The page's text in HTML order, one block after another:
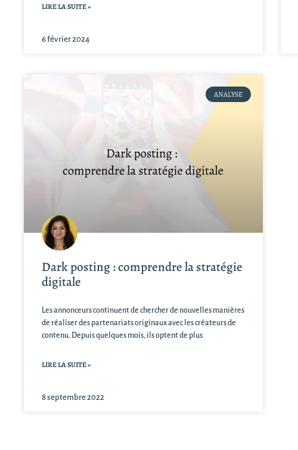
LIRE LA SUITE »
6 février 2024
ANALYSE
Dark posting : comprendre la stratégie
digitale
Les annonceurs continuent de chercher de nouvelles manières
de réaliser des partenariats originaux avec les créateurs de
contenu. Depuis quelques mois, ils optent de plus
LIRE LA SUITE »
8 septembre 2022